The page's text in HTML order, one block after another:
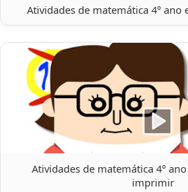
Atividades de matemática 4°
Atividades de matemática 4°
imprimir